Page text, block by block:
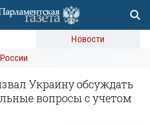
Новости
Украину обсуждать
вопросы с учетом